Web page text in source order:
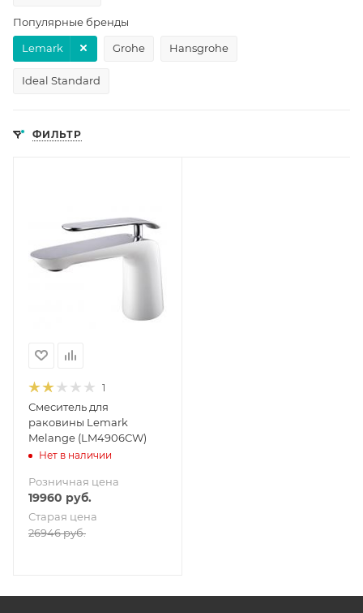
Популярные бренды
Grohe
Hansgrohe
Ideal Standard
Lemark
ФИЛЬТР
1
Смеситель для
раковины Lemark
Melange (LM4906CW)
Нет в наличии
Розничная цена
19960 руб.
Старая цена
26946руб.